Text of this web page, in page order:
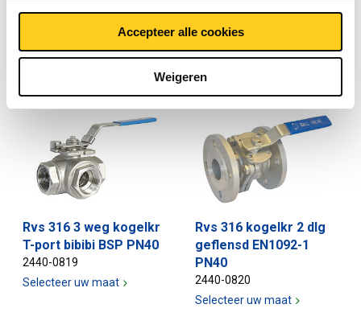
Accepteer alle cookies
Weigeren
Selecteer uw maat
2440-0818
Selecteer uw maat
Rvs 316 3 weg kogelkr
T-port bibibi BSP PN40
2440-0819
Selecteer uw maat
Rvs 316 kogelkr 2 dlg
geflensd EN1092-1
PN40
2440-0820
Selecteer uw maat